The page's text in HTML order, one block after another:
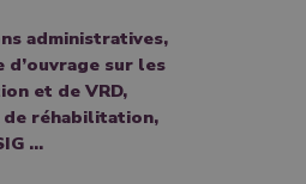
administratives,
sur les
et de VRD,
réhabilitation,
…